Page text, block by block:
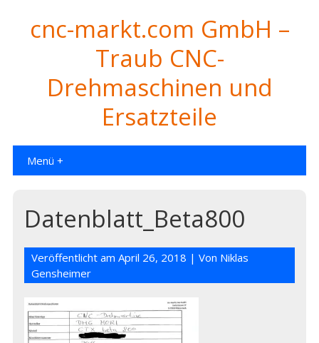
cnc-markt.com GmbH –
Traub CNC-
Drehmaschinen und
Ersatzteile
Menü +
Datenblatt_Beta800
Veröffentlicht amApril 26, 2018 | Von Niklas
Gensheimer